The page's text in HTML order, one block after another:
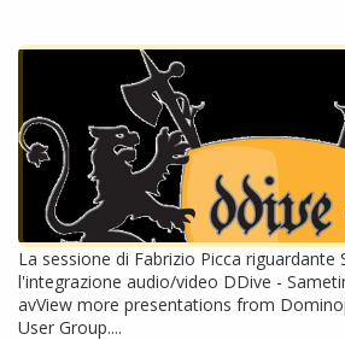
La sessione di Fabrizio Picca riguardante
l'integrazione audio/video DDive -
avView more presentations from
User Group....